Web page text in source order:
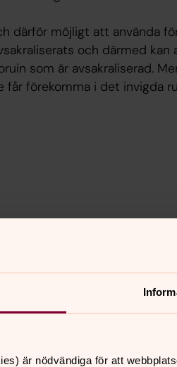
är nödvändiga för att
därför möjligt att använda
och därmed kan
som är avsakraliserad.
får förekomma i det invigda